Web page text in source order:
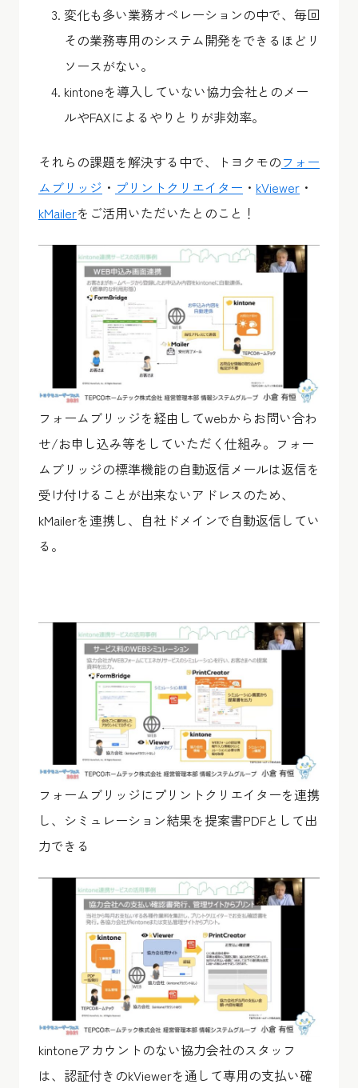
変化も多い業務オペレーションの中で、毎回
その業務専用のシステム開発をできるほどリ
ソースがない。
kintoneを導入していない協力会社とのメー
ルやFAXによるやりとりが非効率。
それらの課題を解決する中で、トヨクモのフォー
ムブリッジ ・ プリントクリエイター ・ kViewer ・
kMailerをご活用いただいたとのこと！
フォームブリッジを経由してwebからお問い合わ
せ/お申し込み等をしていただく仕組み。フォー
ムブリッジの標準機能の自動返信メールは返信を
受け付けることが出来ないアドレスのため、
kMailerを連携し、自社ドメインで自動返信してい
る。
フォームブリッジにプリントクリエイターを連携
し、シミュレーション結果を提案書PDFとして出
力できる
kintoneアカウントのない協力会社のスタッフ
は、認証付きのkViewerを通して専用の支払い確